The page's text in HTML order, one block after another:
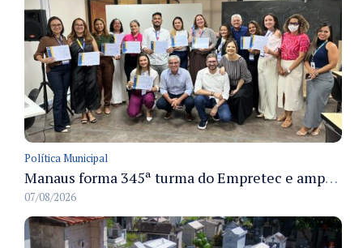
Política Municipal
Manaus forma 345ª turma do Empretec e amplia qualificação de empreendedores na cidade
07/08/2026